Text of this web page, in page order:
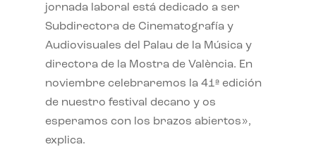
jornada laboral está dedicado a ser
Subdirectora de Cinematografía y
Audiovisuales del Palau de la Música y
directora de la Mostra de València. En
noviembre celebraremos la 41ª edición
de nuestro festival decano y os
esperamos con los brazos abiertos»,
explica.